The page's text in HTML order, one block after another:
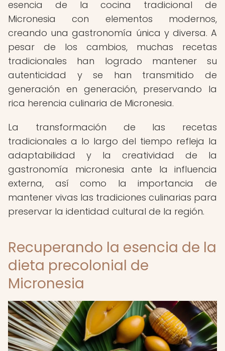
esencia de la cocina tradicional de
Micronesia con elementos modernos,
creando una gastronomía única y diversa. A
pesar de los cambios, muchas recetas
tradicionales han logrado mantener su
autenticidad y se han transmitido de
generación en generación, preservando la
rica herencia culinaria de Micronesia.
La transformación de las recetas
tradicionales a lo largo del tiempo refleja la
adaptabilidad y la creatividad de la
gastronomía micronesia ante la influencia
externa, así como la importancia de
mantener vivas las tradiciones culinarias para
preservar la identidad cultural de la región.
Recuperando la esencia de la
dieta precolonial de
Micronesia